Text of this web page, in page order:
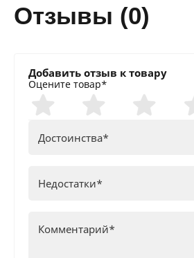
отзывы (0)
Добавить отзыв к товару
Оцените товар*